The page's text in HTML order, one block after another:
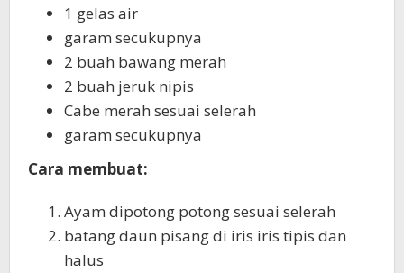
1 gelas air
garam secukupnya
2 buah bawang merah
2 buah jeruk nipis
Cabe merah sesuai selerah
garam secukupnya
Cara membuat:
Ayam dipotong potong sesuai selerah
batang daun pisang di iris iris tipis dan
halus